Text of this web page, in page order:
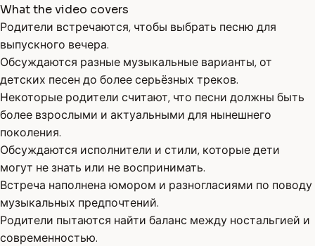
What the video covers
Родители встречаются, чтобы выбрать песню для
выпускного вечера.
Обсуждаются разные музыкальные варианты, от
детских песен до более серьёзных треков.
Некоторые родители считают, что песни должны быть
более взрослыми и актуальными для нынешнего
поколения.
Обсуждаются исполнители и стили, которые дети
могут не знать или не воспринимать.
Встреча наполнена юмором и разногласиями по поводу
музыкальных предпочтений.
Родители пытаются найти баланс между ностальгией и
современностью.